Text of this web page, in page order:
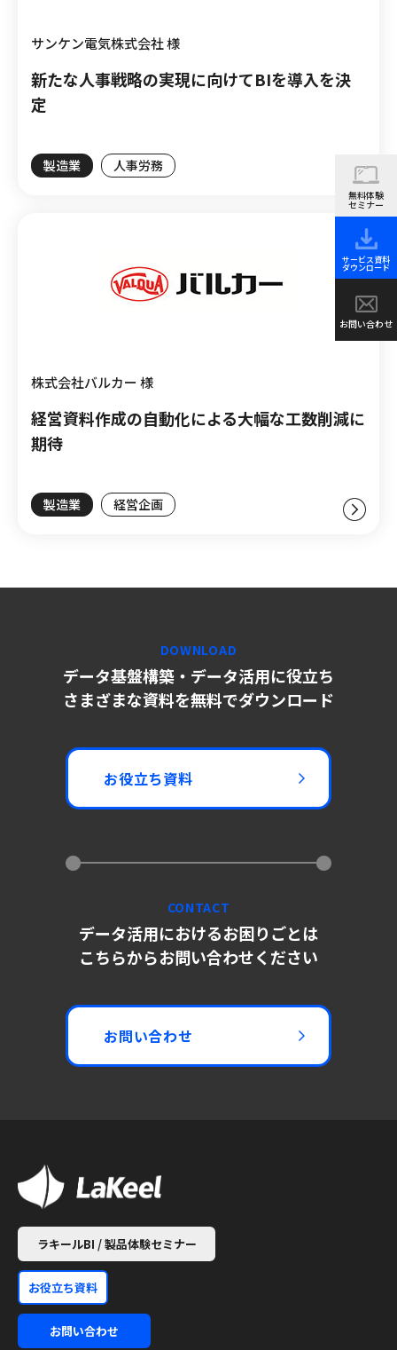
無料体験
セミナー
サービス資料
ダウンロード
お問い合わせ
サンケン電気株式会社 様
新たな人事戦略の実現に向けてBIを導入を決
定
製造業 人事労務
株式会社バルカー 様
経営資料作成の自動化による大幅な工数削減に
期待
製造業 経営企画
DOWNLOAD
データ基盤構築・データ活用に役立ち
さまざまな資料を無料でダウンロード
お役立ち資料
CONTACT
データ活用におけるお困りごとは
こちらからお問い合わせください
お問い合わせ
ラキールBI / 製品体験セミナー
お役立ち資料
お問い合わせ